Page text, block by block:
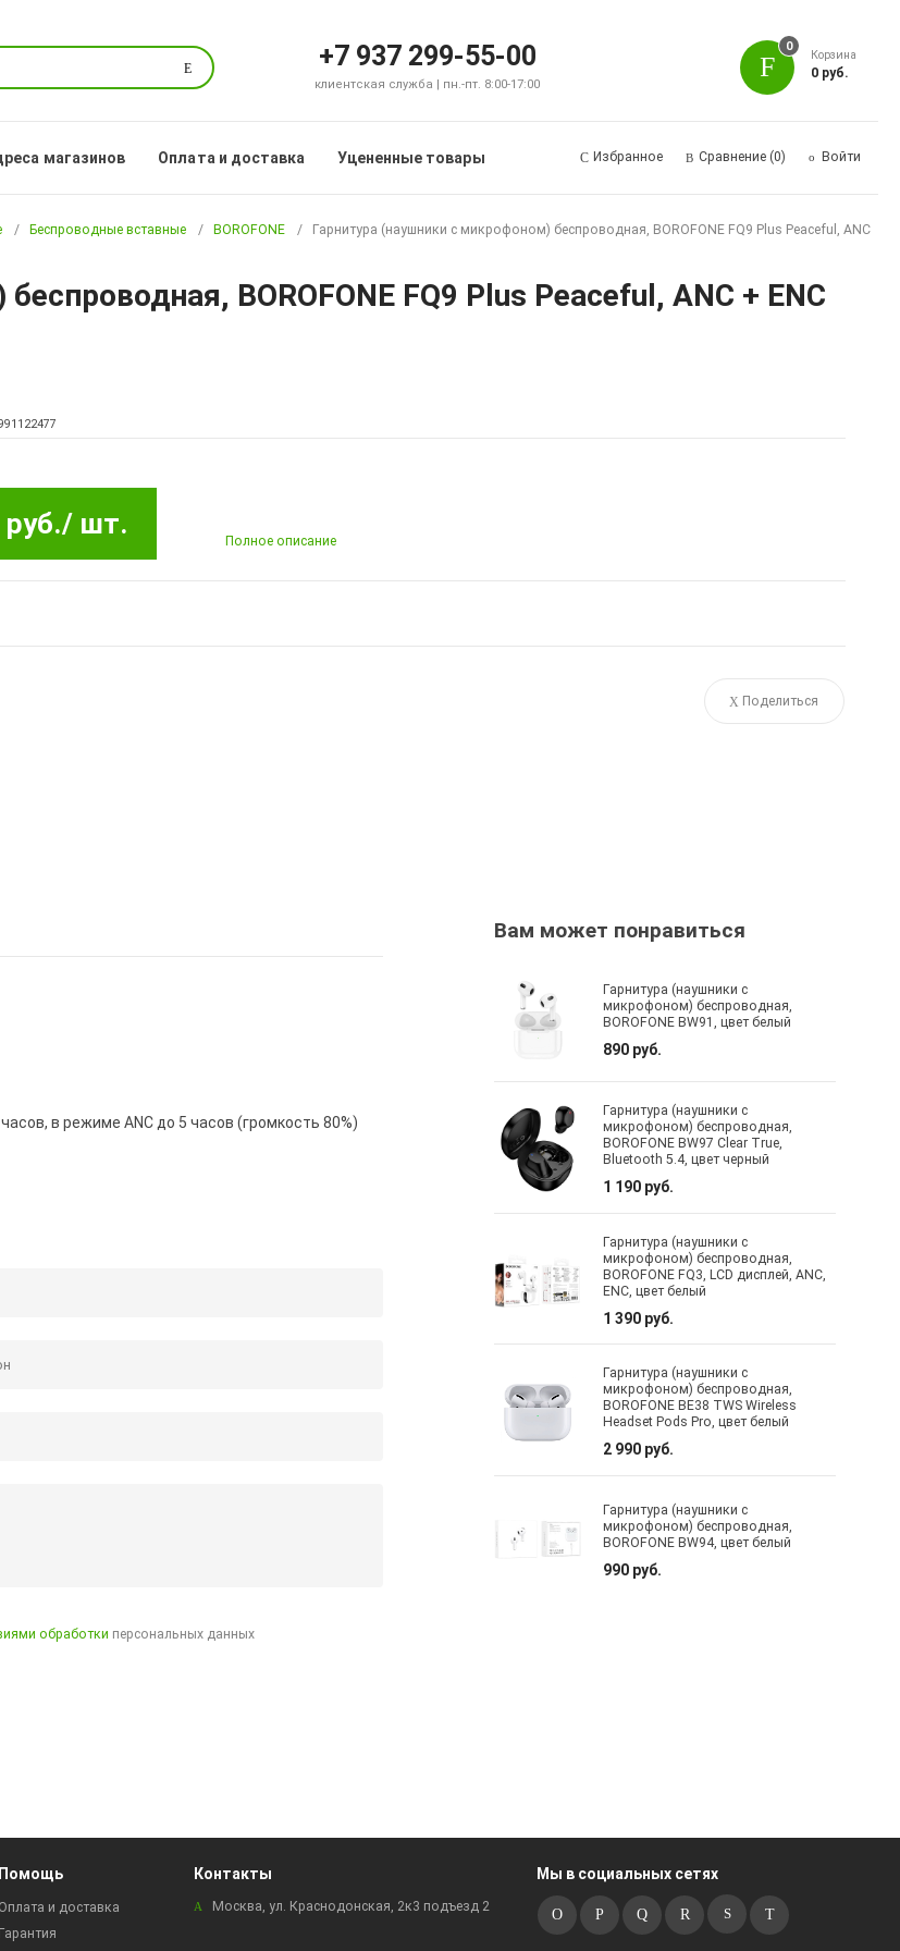
Поиск +7 937 299-55-00
клиентская служба | пн.-пт. 8:00-17:00
0
Корзина
0 руб.
магазинов Оплата и доставка Уцененные товары Избранное Сравнение (0) Войти
Беспроводные вставные BOROFONE
Гарнитура (наушники с микрофоном) беспроводная, BOROFONE FQ9 Plus Peaceful, ANC
BOROFONE FQ9 Plus Peaceful, ANC + ENC
/ шт.
Полное описание
Поделиться
в режиме ANC до 5 часов (громкость 80%)
обработки персональных данных
Вам может понравиться
Гарнитура (наушники с
микрофоном) беспроводная,
BOROFONE BW91, цвет белый
890 руб.
Гарнитура (наушники с
микрофоном) беспроводная,
BOROFONE BW97 Clear True,
Bluetooth 5.4, цвет черный
1 190 руб.
Гарнитура (наушники с
микрофоном) беспроводная,
BOROFONE FQ3, LCD дисплей, ANC,
ENC, цвет белый
1 390 руб.
Гарнитура (наушники с
микрофоном) беспроводная,
BOROFONE BE38 TWS Wireless
Headset Pods Pro, цвет белый
2 990 руб.
Гарнитура (наушники с
микрофоном) беспроводная,
BOROFONE BW94, цвет белый
990 руб.
Помощь
Оплата и доставка
Гарантия
Контакты
Москва, ул. Краснодонская, 2к3 подъезд 2
Мы в социальных сетях